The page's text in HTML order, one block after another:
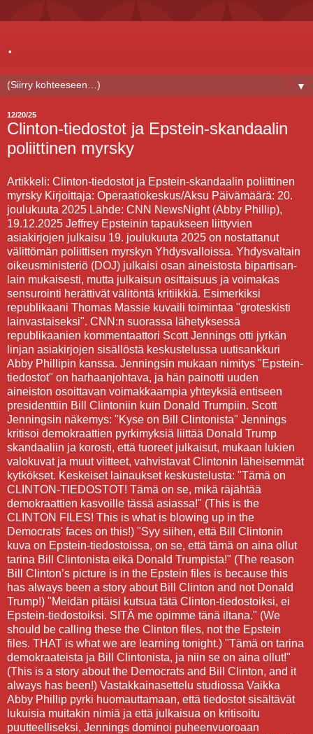
.
▼
12/20/25
Clinton-tiedostot ja Epstein-skandaalin
poliittinen myrsky
Artikkeli: Clinton-tiedostot ja Epstein-skandaalin poliittinen
myrsky Kirjoittaja: Operaatiokeskus/Aksu Päivämäärä: 20.
joulukuuta 2025 Lähde: CNN NewsNight (Abby Phillip),
19.12.2025 Jeffrey Epsteinin tapaukseen liittyvien
asiakirjojen julkaisu 19. joulukuuta 2025 on nostattanut
välittömän poliittisen myrskyn Yhdysvalloissa. Yhdysvaltain
oikeusministeriö (DOJ) julkaisi osan aineistosta bipartisan-
lain mukaisesti, mutta julkaisun osittaisuus ja voimakas
sensurointi herättivät välitöntä kritiikkiä. Esimerkiksi
republikaani Thomas Massie kuvaili toimintaa "groteskisti
lainvastaiseksi". CNN:n suorassa lähetyksessä
republikaanien kommentaattori Scott Jennings otti jyrkän
linjan asiakirjojen sisällöstä keskustelussa uutisankkuri
Abby Phillipin kanssa. Jenningsin mukaan nimitys "Epstein-
tiedostot" on harhaanjohtava, ja hän painotti uuden
aineiston osoittavan voimakkaampia yhteyksiä entiseen
presidenttiin Bill Clintoniin kuin Donald Trumpiin. Scott
Jenningsin näkemys: "Kyse on Bill Clintonista" Jennings
kritisoi demokraattien pyrkimyksiä liittää Donald Trump
skandaaliin ja korosti, että tuoreet julkaisut, mukaan lukien
valokuvat ja muut viitteet, vahvistavat Clintonin läheisemmät
kytkökset. Keskeiset lainaukset keskustelusta: "Tämä on
CLINTON-TIEDOSTOT! Tämä on se, mikä räjähtää
demokraattien kasvoille tässä asiassa!" (This is the
CLINTON FILES! This is what is blowing up in the
Democrats' faces on this!) "Syy siihen, että Bill Clintonin
kuva on Epstein-tiedostoissa, on se, että tämä on aina ollut
tarina Bill Clintonista eikä Donald Trumpista!" (The reason
Bill Clinton’s picture is in the Epstein files is because this
has always been a story about Bill Clinton and not Donald
Trump!) "Meidän pitäisi kutsua tätä Clinton-tiedostoiksi, ei
Epstein-tiedostoiksi. SITÄ me opimme tänä iltana." (We
should be calling these the Clinton files, not the Epstein
files. THAT is what we are learning tonight.) "Tämä on tarina
demokraateista ja Bill Clintonista, ja niin se on aina ollut!"
(This is a story about the Democrats and Bill Clinton, and it
always has been!) Vastakkainasettelu studiossa Vaikka
Abby Phillip pyrki huomauttamaan, että tiedostot sisältävät
lukuisia muitakin nimiä ja että julkaisua on kritisoitu
puutteelliseksi, Jennings dominoi puheenvuoroaan